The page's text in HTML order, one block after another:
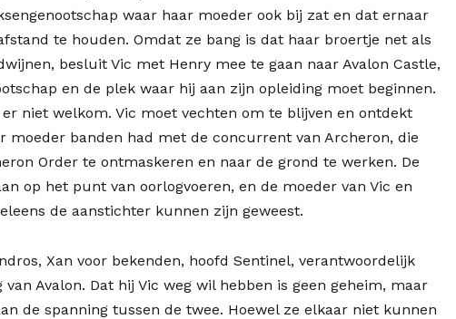
waar haar moeder ook bij zat en dat ernaar
te houden. Omdat ze bang is dat haar broertje net als
besluit Vic met Henry mee te gaan naar Avalon Castle,
en de plek waar hij aan zijn opleiding moet beginnen.
niet welkom. Vic moet vechten om te blijven en ontdekt
moeder banden had met de concurrent van Archeron, die
Order te ontmaskeren en naar de grond te werken. De
op het punt van oorlogvoeren, en de moeder van Vic en
de aanstichter kunnen zijn geweest.
Xan voor bekenden, hoofd Sentinel, verantwoordelijk
Avalon. Dat hij Vic weg wil hebben is geen geheim, maar
de spanning tussen de twee. Hoewel ze elkaar niet kunnen